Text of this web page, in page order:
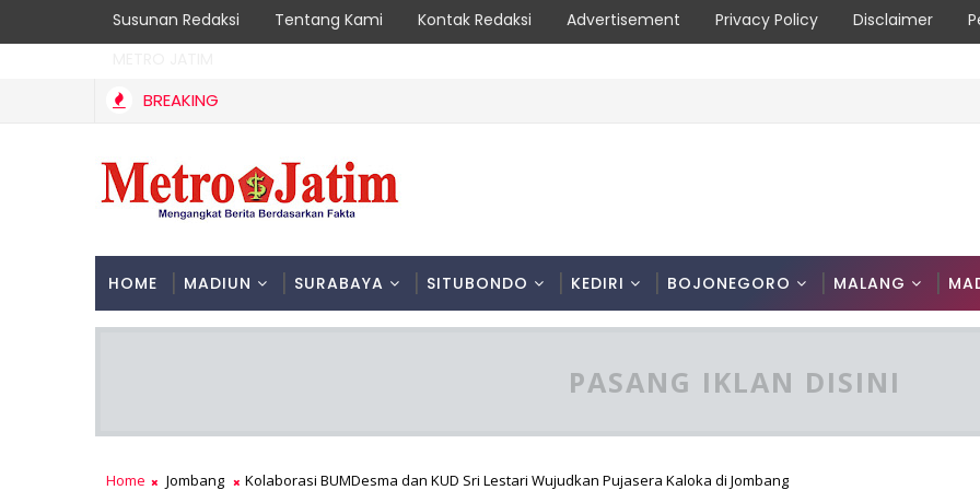
Susunan Redaksi Tentang Kami Kontak Redaksi Advertisement Privacy Policy Disclaimer
BREAKING
HOME MADIUN SURABAYA SITUBONDO KEDIRI BOJONEGORO MALANG
PASANG IKLAN DISINI
Home Jombang Kolaborasi BUMDesma dan KUD Sri Lestari Wujudkan Pujasera Kaloka di Jombang